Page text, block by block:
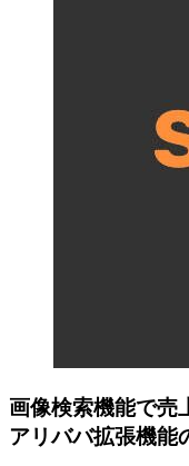
画像検索機能で売
アリババ拡張機能